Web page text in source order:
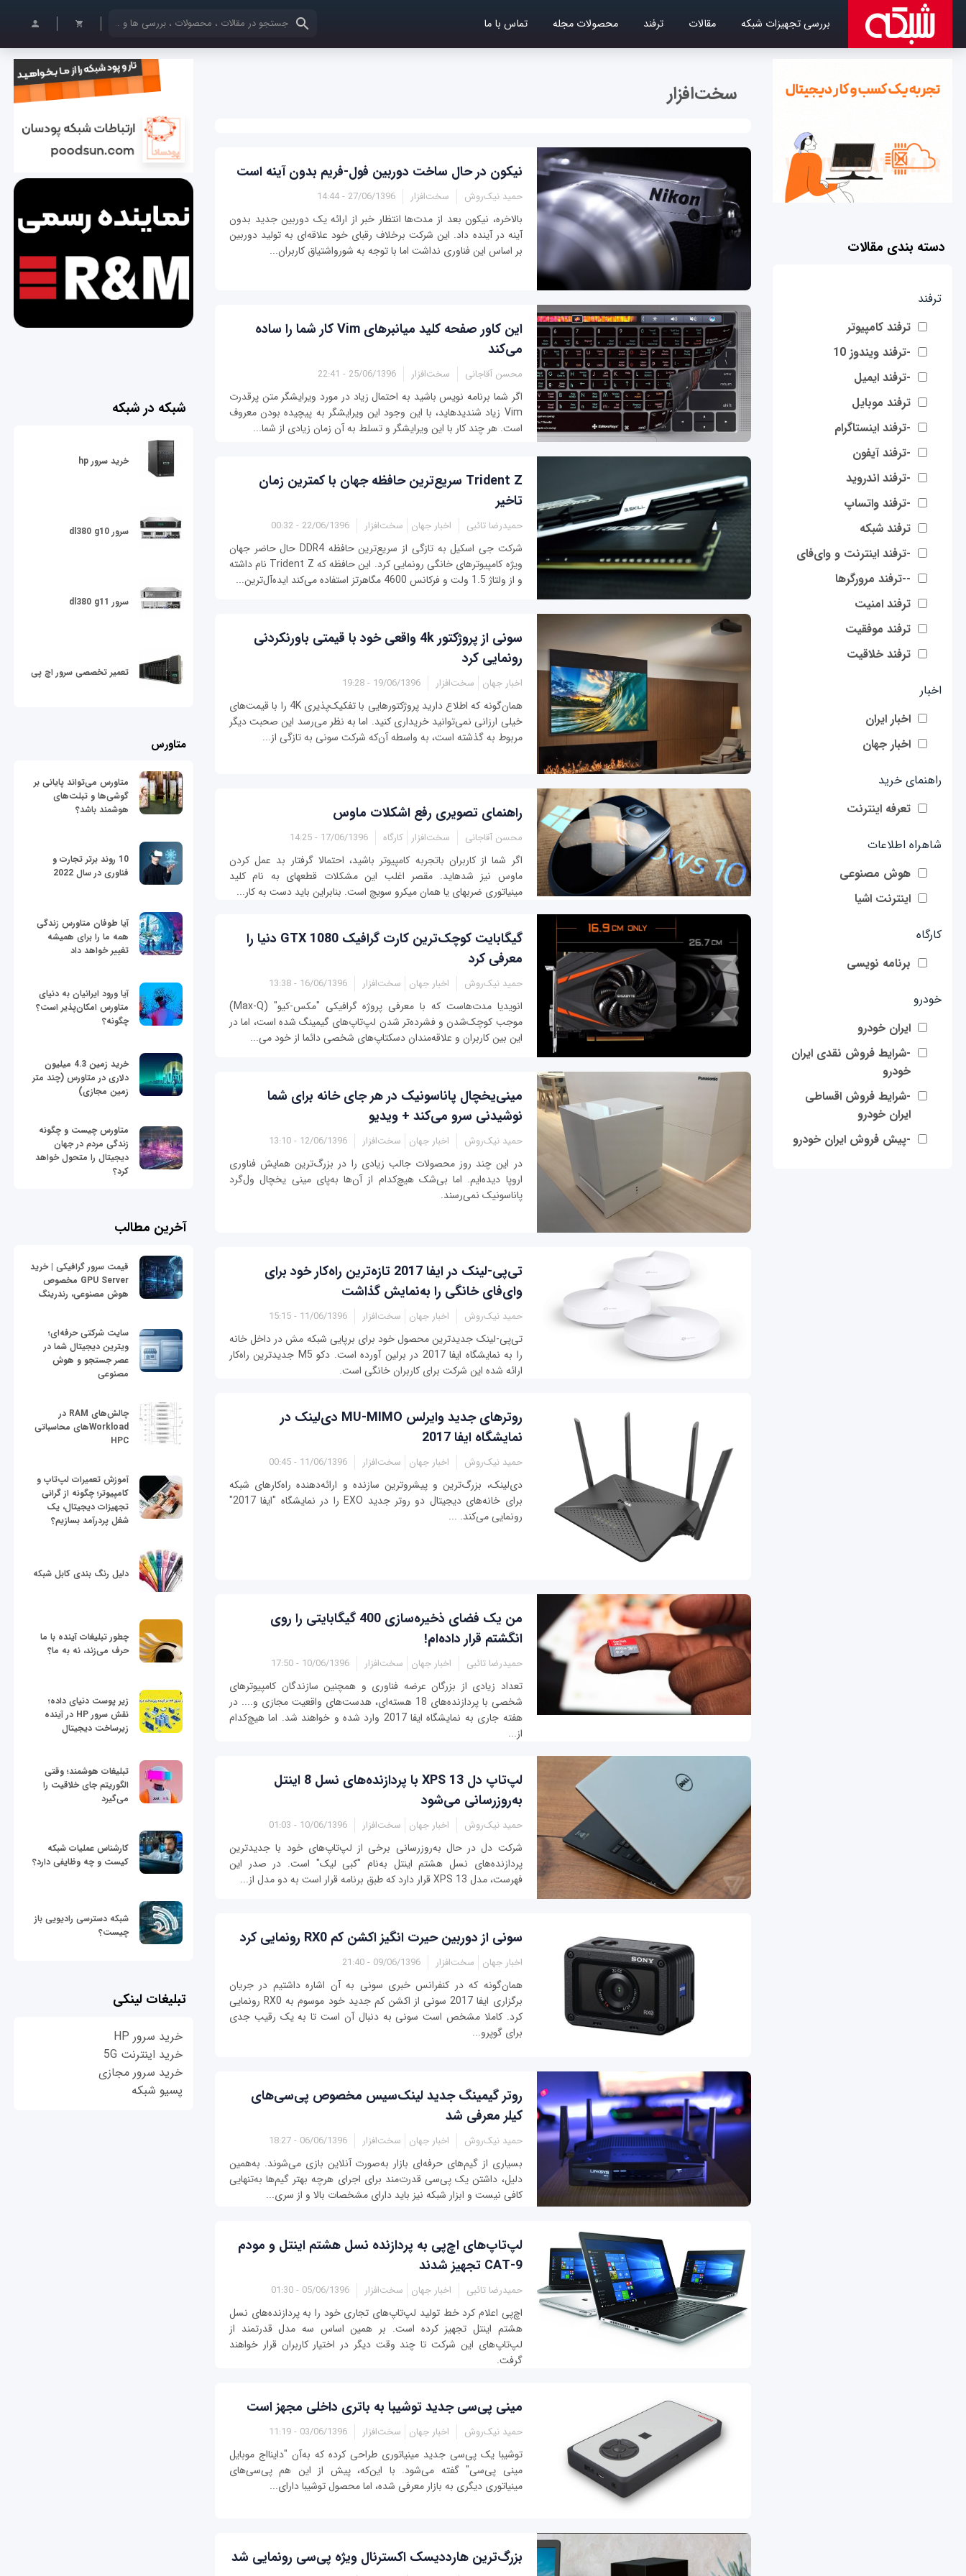
بررسی تجهیزات شبکه مقالات ترفند محصولات مجله تماس با ما کلمات کلیدی خود را وارد کنید
دسته بندی مقالات
ترفند
ترفند کامپیوتر
-ترفند ویندوز 10
-ترفند ایمیل
ترفند موبایل
-ترفند اینستاگرام
-ترفند آیفون
-ترفند اندروید
-ترفند واتساپ
ترفند شبکه
-ترفند اینترنت و وای‌فای
--ترفند مرورگرها
ترفند امنیت
ترفند موفقیت
ترفند خلاقیت
اخبار
اخبار ایران
اخبار جهان
راهنمای خرید
تعرفه اینترنت
شاهراه اطلاعات
هوش مصنوعی
اینترنت اشیا
کارگاه
برنامه نویسی
خودرو
ایران خودرو
-شرایط فروش نقدی ایران
خودرو
-شرایط فروش اقساطی
ایران خودرو
-پیش فروش ایران خودرو
سخت‌افزار
نیکون در حال ساخت دوربین فول-فریم بدون آینه است
حمید نیک‌روش سخت‌افزار 27/06/1396 - 14:44
بالاخره، نیکون بعد از مدت‌ها انتظار خبر از ارائه یک دوربین جدید بدون
آینه در آینده داد. این شرکت برخلاف رقبای خود علاقه‌ای به تولید دوربین
بر اساس این فناوری نداشت اما با توجه به شورواشتیاق کاربران...
این کاور صفحه کلید میانبرهای Vim کار شما را ساده
می‌کند
محسن آقاجانی سخت‌افزار 25/06/1396 - 22:41
اگر شما برنامه نویس باشید به احتمال زیاد در مورد ویرایشگر متن پرقدرت
Vim زیاد شندیده‎اید، با این وجود این ویرایشگر به پیچیده بودن معروف
است. هر چند کار با این ویرایشگر و تسلط به آن زمان زیادی از شما...
Trident Z سریع‌ترین حافظه جهان با کمترین زمان
تاخیر
حمیدرضا تائبی اخبار جهان سخت‌افزار 22/06/1396 - 00:32
شرکت جی ‌اسکیل به تازگی از سریع‌ترین حافظه DDR4 حال حاضر جهان
ویژه کامپیوترهای خانگی رونمایی کرد. این حافظه که Trident Z نام داشته
و از ولتاژ 1.5 ولت و فرکانس 4600 مگاهرتز استفاده می‌کند ایده‌آل‌ترین...
سونی از پروژکتور 4k واقعی خود با قیمتی باورنکردنی
رونمایی کرد
اخبار جهان سخت‌افزار 19/06/1396 - 19:28
همان‌گونه که اطلاع دارید پروژکتورهایی با تفکیک‌پذیری 4K را با قیمت‌های
خیلی ارزانی نمی‌توانید خریداری کنید. اما به نظر می‌رسد این صحبت دیگر
مربوط به گذشته است، به واسطه آن‌که شرکت سونی به تازگی از...
راهنمای تصویری رفع اشکلات ماوس
محسن آقاجانی سخت‌افزار کارگاه 17/06/1396 - 14:25
اگر شما از کاربران باتجربه کامپیوتر باشید، احتمالا گرفتار بد عمل کردن
ماوس نیز شده‎اید. مقصر اغلب این مشکلات قطعه‎ای به نام کلید
مینیاتوری ضربه‎ای یا همان میکرو سویچ است. بنابراین باید دست به کار...
گیگابایت کوچک‌ترین کارت گرافیک GTX 1080 دنیا را
معرفی کرد
حمید نیک‌روش اخبار جهان سخت‌افزار 16/06/1396 - 13:38
انویدیا مدت‌هاست که با معرفی پروژه گرافیکی "مکس-کیو" (Max-Q)
موجب کوچک‌شدن و فشرده‌تر شدن لپ‌تاپ‌های گیمینگ شده است، اما در
این بین کاربران و علاقه‌مندان دسکتاپ‌های شخصی دائما از خود می‌...
مینی‌یخچال پاناسونیک در هر جای خانه برای شما
نوشیدنی سرو می‌کند + ویدیو
حمید نیک‌روش اخبار جهان سخت‌افزار 12/06/1396 - 13:10
در این چند روز محصولات جالب زیادی را در بزرگ‌ترین همایش فناوری
اروپا دیده‌ایم. اما بی‌شک هیچ‌کدام از آن‌ها به‌پای مینی یخچال ول‌گرد
پاناسونیک نمی‌رسند.
تی‌پی-لینک در ایفا 2017 تازه‌ترین راه‌کار خود برای
وای‌فای خانگی را به‌نمایش گذاشت
حمید نیک‌روش اخبار جهان سخت‌افزار 11/06/1396 - 15:15
تی‌پی-لینک جدیدترین محصول خود برای برپایی شبکه مش در داخل خانه
را به نمایشگاه ایفا 2017 در برلین آورده است. دکو M5 جدیدترین راه‌کار
ارائه شده این شرکت برای کاربران خانگی است.
روترهای جدید وایرلس MU-MIMO دی‌لینک در
نمایشگاه ایفا 2017
حمید نیک‌روش اخبار جهان سخت‌افزار 11/06/1396 - 00:45
دی‌لینک، بزرگ‌ترین و پیشروترین سازنده و ارائه‌دهنده راه‌کارهای شبکه
برای خانه‌های دیجیتال دو روتر جدید EXO را در نمایشگاه "ایفا 2017"
رونمایی می‌کند. ...
من یک فضای ذخیره‌سازی 400 گیگابایتی را روی
انگشتم قرار داده‌ام!
حمیدرضا تائبی اخبار جهان سخت‌افزار 10/06/1396 - 17:50
تعداد زیادی از بزرگان عرضه فناوری و همچنین سازندگان کامپیوترهای
شخصی با پردازنده‌های 18 هسته‌ای، هدست‌های واقعیت مجازی و.... در
هفته جاری به نمایشگاه ایفا 2017 وارد شده و خواهند شد. اما هیچ‌کدام
از...
لپ‌تاپ دل XPS 13 با پردازنده‌های نسل 8 اینتل
به‌روزرسانی می‌شود
حمید نیک‌روش اخبار جهان سخت‌افزار 10/06/1396 - 01:03
شرکت دل در حال به‌روزرسانی برخی از لپ‌تاپ‌های خود با جدیدترین
پردازنده‌های نسل هشتم اینتل به‌نام "کبی لیک" است. در صدر این
فهرست، مدل XPS 13 قرار دارد که طبق برنامه قرار است به دو مدل از...
سونی از دوربین حیرت انگیز اکشن کم RX0 رونمایی کرد
اخبار جهان سخت‌افزار 09/06/1396 - 21:40
همان‌گونه که در کنفرانس خبری سونی به آن اشاره داشتیم در جریان
برگزاری ایفا 2017 سونی از اکشن کم جدید خود موسوم به RX0 رونمایی
کرد. کاملا مشخص است سونی به دنبال آن است تا به یک رقیب جدی
برای گوپرو...
روتر گیمینگ جدید لینک‌سیس مخصوص پی‌سی‌های
کیلر معرفی شد
حمید نیک‌روش اخبار جهان سخت‌افزار 06/06/1396 - 18:27
بسیاری از گیم‌های حرفه‌ای بازار به‌صورت آنلاین بازی می‌شوند. به‌همین
دلیل، داشتن یک پی‌سی قدرت‌مند برای اجرای هرچه بهتر گیم‌ها به‌تنهایی
کافی نیست و ابزار شبکه نیز باید دارای مشخصات بالا و از سری...
لپ‌تاپ‌‌های اچ‌پی به پردازنده‌ نسل هشتم اینتل و مودم
CAT-9 تجهیز شدند
حمیدرضا تائبی اخبار جهان سخت‌افزار 05/06/1396 - 01:30
اچ‌پی اعلام کرد خط تولید لپ‌تاپ‌های تجاری خود را به پردازنده‌های نسل
هشتم اینتل تجهیز کرده است. بر همین اساس سه مدل قدرتمند از
لپ‌تاپ‌های این شرکت تا چند وقت دیگر در اختیار کاربران قرار خواهند
گرفت.
مینی پی‌سی جدید توشیبا به باتری داخلی مجهز است
حمید نیک‌روش اخبار جهان سخت‌افزار 03/06/1396 - 11:19
توشیبا یک پی‌سی جدید مینیاتوری طراحی کرده که به‌آن "داینااج موبایل
مینی پی‌سی" گفته می‌شود. با این‌که، پیش از این هم پی‌سی‌های
مینیاتوری دیگری به بازار معرفی شده، اما محصول توشیبا دارای...
بزرگ‌ترین هارددیسک اکسترنال ویژه پی‌سی رونمایی شد
شبکه در شبکه
خرید سرور hp
سرور dl380 g10
سرور dl380 g11
تعمیر تخصصی سرور اچ پی
متاورس
متاورس می‌تواند پایانی بر
گوشی‌ها و تبلت‌های
هوشمند باشد؟
10 روند برتر تجارت و
فناوری در سال 2022
آیا طوفان متاورس زندگی
همه ما را برای همیشه
تغییر خواهد داد
آیا ورود ایرانیان به دنیای
متاورس امکان‌پذیر است؟
چگونه؟
خرید زمین 4.3 میلیون
دلاری در متاورس (چند متر
زمین مجازی)
متاورس چیست و چگونه
زندگی مردم در جهان
دیجیتال را متحول خواهد
کرد؟
آخرین مطالب
قیمت سرور گرافیکی | خرید
GPU Server مخصوص
هوش مصنوعی، رندرینگ
سایت شرکتی حرفه‌ای؛
ویترین دیجیتال شما در
عصر جستجو و هوش
مصنوعی
چالش‌های RAM در
Workloadهای محاسباتی
HPC
آموزش تعمیرات لپ‌تاپ و
کامپیوتر؛ چگونه از گرانی
تجهیزات دیجیتال، یک
شغل پردرآمد بسازیم؟
دلیل رنگ بندی کابل شبکه
چطور تبلیغات آینده با ما
حرف می‌زند، نه به ما؟
زیر پوست دنیای داده؛
نقش سرور HP در آینده
زیرساخت دیجیتال
تبلیغات هوشمند؛ وقتی
الگوریتم جای خلاقیت را
می‌گیرد
کارشناس عملیات شبکه
کیست و چه وظایفی دارد؟
شبکه دسترسی رادیویی باز
چیست؟
تبلیغات لینکی
خرید سرور HP
خرید اینترنت 5G
خرید سرور مجازی
پسیو شبکه